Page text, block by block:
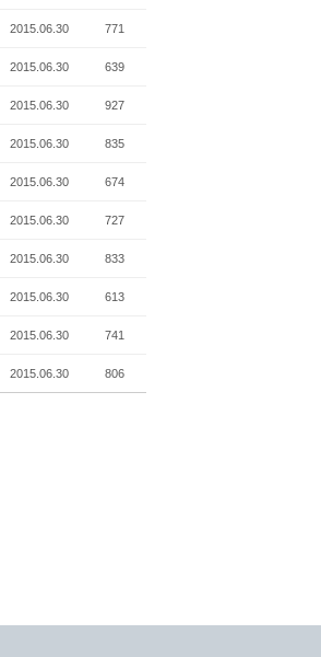
2015.06.30 771
2015.06.30 639
2015.06.30 927
2015.06.30 835
2015.06.30 674
2015.06.30 727
2015.06.30 833
2015.06.30 613
2015.06.30 741
2015.06.30 806